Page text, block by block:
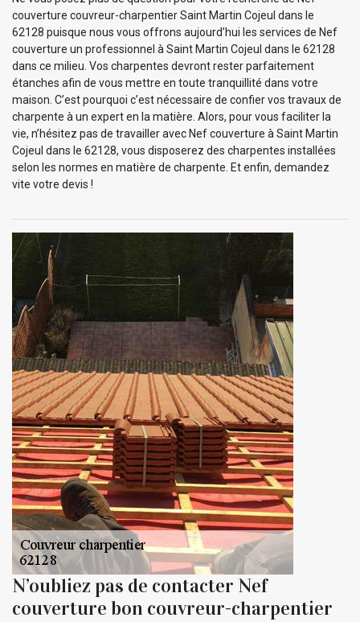
couverture couvreur-charpentier Saint Martin Cojeul dans le
62128 puisque nous vous offrons aujourd’hui les services de Nef
couverture un professionnel à Saint Martin Cojeul dans le 62128
dans ce milieu. Vos charpentes devront rester parfaitement
étanches afin de vous mettre en toute tranquillité dans votre
maison. C’est pourquoi c’est nécessaire de confier vos travaux de
charpente à un expert en la matière. Alors, pour vous faciliter la
vie, n’hésitez pas de travailler avec Nef couverture à Saint Martin
Cojeul dans le 62128, vous disposerez des charpentes installées
selon les normes en matière de charpente. Et enfin, demandez
vite votre devis !
N’oubliez pas de contacter Nef
couverture bon couvreur-charpentier